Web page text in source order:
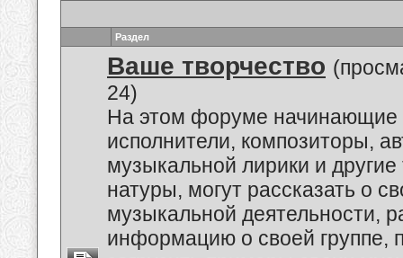
Раздел
Ваше творчество
24)
На этом форуме начинающие
исполнители, композиторы,
музыкальной лирики и другие
натуры, могут рассказать о
музыкальной деятельности,
информацию о своей группе,